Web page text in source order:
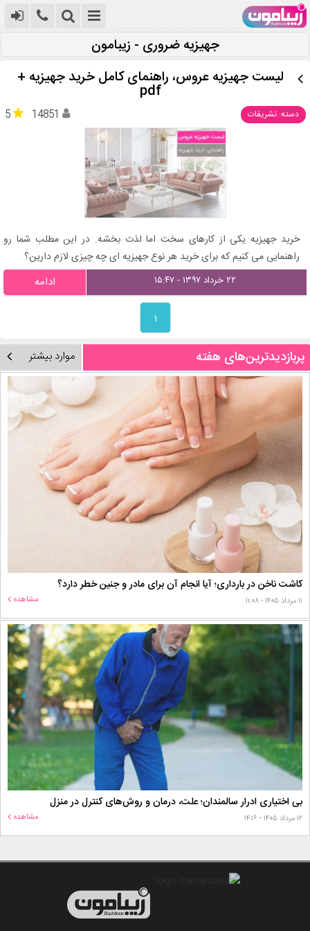
جهیزیه ضروری - زیبامون
لیست جهیزیه عروس، راهنمای کامل خرید جهیزیه +
pdf
دسته: تشریفات 5 14851
خرید جهیزیه یکی از کارهای سخت اما لذت بخشه. در این مطلب شما رو
راهنمایی می کنیم که برای خرید هر نوع جهیزیه ای چه چیزی لازم دارین؟
۲۲ خرداد ۱۳۹۷ - ۱۵:۴۷ ادامه
۱
پربازدیدترین‌های هفته موارد بیشتر
کاشت ناخن در بارداری؛ آیا انجام آن برای مادر و جنین خطر دارد؟
۱۱ مرداد ۱۴۰۵ - ۱۱:۰۸ مشاهده
بی اختیاری ادرار سالمندان؛ علت، درمان و روش‌های کنترل در منزل
۱۲ مرداد ۱۴۰۵ - ۱۴:۱۶ مشاهده